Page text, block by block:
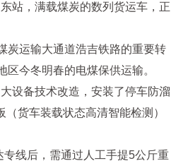
站，满载煤炭的数列货运车，正
炭运输大通道浩吉铁路的重要转
区今冬明春的电煤保供运输。
设备技术改造，安装了停车防溜
货车装载状态高清智能检测）
专线后，需通过人工手提5公斤重